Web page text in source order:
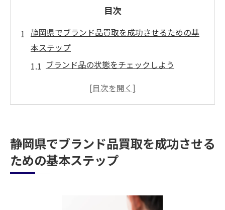
目次
静岡県でブランド品買取を成功させるための基
本ステップ
ブランド品の状態をチェックしよう
買取に必要な書類を準備する
買取大吉新静岡店の特徴と信頼できる査定のポ
イント
最新の市場価格を反映した査定
静岡県でブランド品買取を成功させる
ための基本ステップ